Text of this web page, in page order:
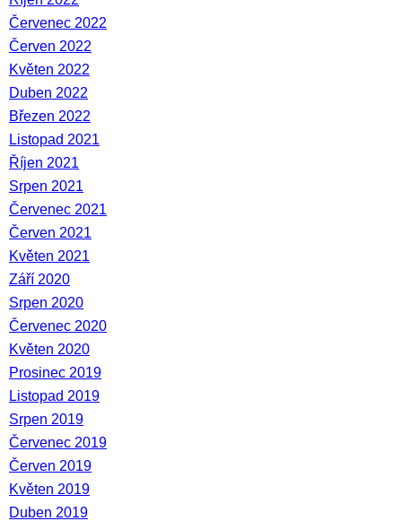
Červenec 2022
Červen 2022
Květen 2022
Duben 2022
Březen 2022
Listopad 2021
Říjen 2021
Srpen 2021
Červenec 2021
Červen 2021
Květen 2021
Září 2020
Srpen 2020
Červenec 2020
Květen 2020
Prosinec 2019
Listopad 2019
Srpen 2019
Červenec 2019
Červen 2019
Květen 2019
Duben 2019